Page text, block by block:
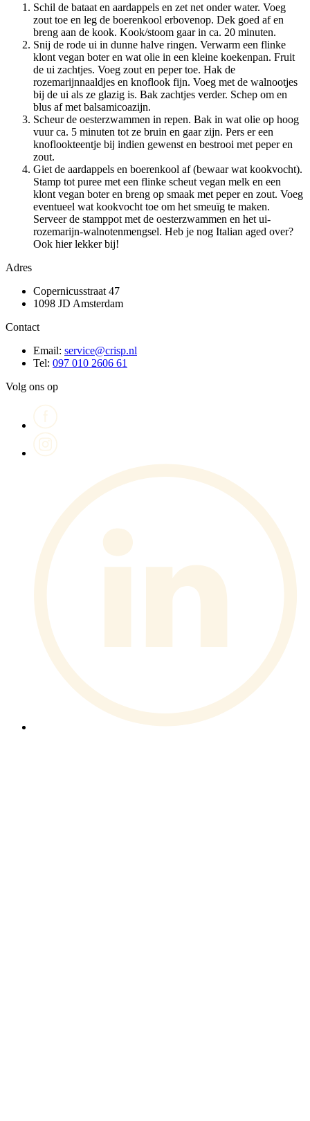
Schil de bataat en aardappels en zet net onder water. Voeg
zout toe en leg de boerenkool erbovenop. Dek goed af en
breng aan de kook. Kook/stoom gaar in ca. 20 minuten.
Snij de rode ui in dunne halve ringen. Verwarm een flinke
klont vegan boter en wat olie in een kleine koekenpan. Fruit
de ui zachtjes. Voeg zout en peper toe. Hak de
rozemarijnnaaldjes en knoflook fijn. Voeg met de walnootjes
bij de ui als ze glazig is. Bak zachtjes verder. Schep om en
blus af met balsamicoazijn.
Scheur de oesterzwammen in repen. Bak in wat olie op hoog
vuur ca. 5 minuten tot ze bruin en gaar zijn. Pers er een
knoflookteentje bij indien gewenst en bestrooi met peper en
zout.
Giet de aardappels en boerenkool af (bewaar wat kookvocht).
Stamp tot puree met een flinke scheut vegan melk en een
klont vegan boter en breng op smaak met peper en zout. Voeg
eventueel wat kookvocht toe om het smeuïg te maken.
Serveer de stamppot met de oesterzwammen en het ui-
rozemarijn-walnotenmengsel. Heb je nog Italian aged over?
Ook hier lekker bij!
Adres
Copernicusstraat 47
1098 JD Amsterdam
Contact
Email: service@crisp.nl
Tel: 097 010 2606 61
Volg ons op